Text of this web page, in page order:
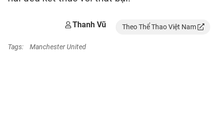
Thanh Vũ Theo Thể Thao Việt Nam
Tags: Manchester United